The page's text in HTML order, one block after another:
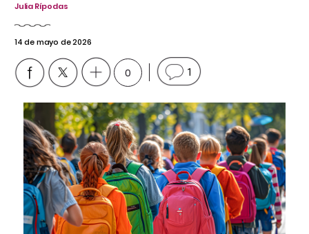
Julia Rípodas
14 de mayo de 2026
0 1